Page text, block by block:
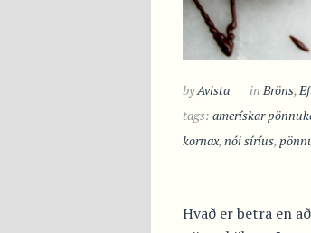
byAvista in Bröns,
tags: amerískar
kornax, nói síríus,
Hvað er betra en